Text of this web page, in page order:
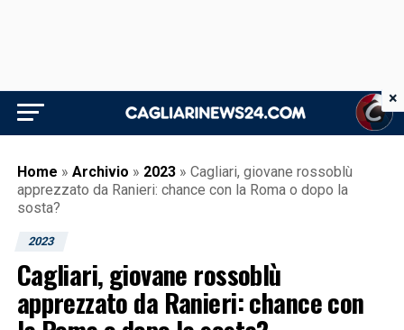
Home » Archivio » 2023 » Cagliari, giovane rossoblù
apprezzato da Ranieri: chance con la Roma o dopo la
sosta?
2023
Cagliari, giovane rossoblù
apprezzato da Ranieri: chance con
×